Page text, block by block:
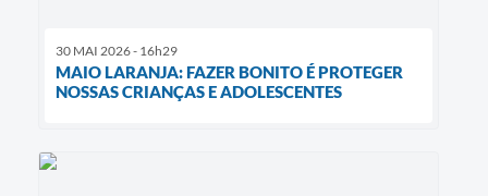
30 MAI 2026 - 16h29
MAIO LARANJA: FAZER BONITO É PROTEGER
NOSSAS CRIANÇAS E ADOLESCENTES